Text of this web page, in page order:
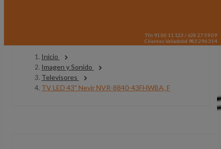
Tfn 91 00 11 123 / 628 27 59 09
Clientes Valladolid 983 296 314
Inicio
Imagen y Sonido
Televisores
TV LED 43" Nevir NVR-8840-43FHWBA, F